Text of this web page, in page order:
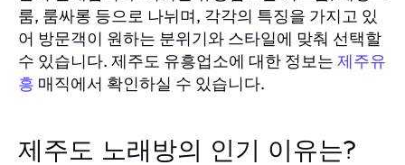
룸, 룸싸롱 등으로 나뉘며, 각각의 특징을 가지고 있
어 방문객이 원하는 분위기와 스타일에 맞춰 선택할
수 있습니다. 제주도 유흥업소에 대한 정보는 제주유
흥 매직에서 확인하실 수 있습니다.
제주도 노래방의 인기 이유는?